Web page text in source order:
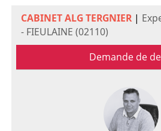
CABINET ALG TERGNIER|
- FIEULAINE (02110)
Demande de